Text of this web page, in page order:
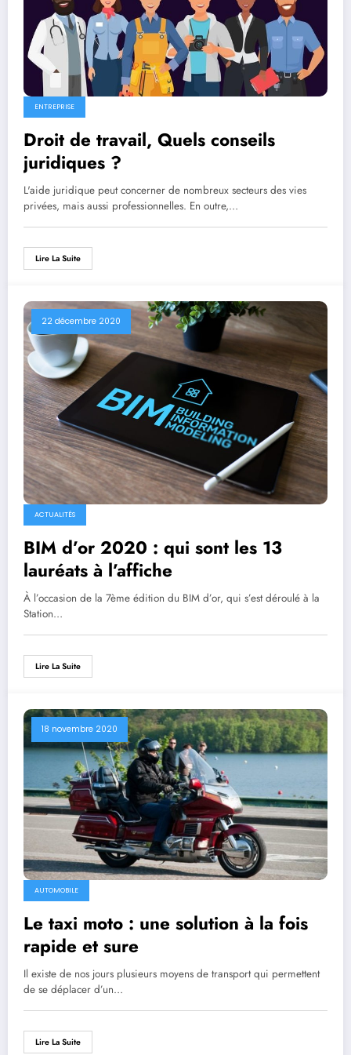
ENTREPRISE
Droit de travail, Quels conseils
juridiques ?
L'aide juridique peut concerner de nombreux secteurs des vies
privées, mais aussi professionnelles. En outre,…
Lire La Suite
22 décembre 2020
ACTUALITÉS
BIM d’or 2020 : qui sont les 13
lauréats à l’affiche
À l’occasion de la 7ème édition du BIM d’or, qui s’est déroulé à la
Station…
Lire La Suite
18 novembre 2020
AUTOMOBILE
Le taxi moto : une solution à la fois
rapide et sure
Il existe de nos jours plusieurs moyens de transport qui permettent
de se déplacer d’un…
Lire La Suite